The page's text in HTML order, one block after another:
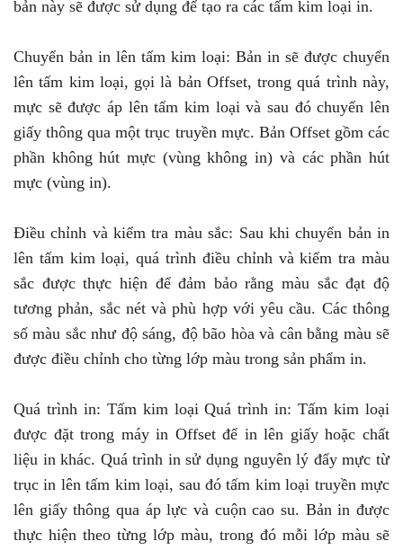
bản này sẽ được sử dụng để tạo ra các tấm kim loại in.
Chuyển bản in lên tấm kim loại: Bản in sẽ được chuyển
lên tấm kim loại, gọi là bản Offset, trong quá trình này,
mực sẽ được áp lên tấm kim loại và sau đó chuyển lên
giấy thông qua một trục truyền mực. Bản Offset gồm các
phần không hút mực (vùng không in) và các phần hút
mực (vùng in).
Điều chỉnh và kiểm tra màu sắc: Sau khi chuyển bản in
lên tấm kim loại, quá trình điều chỉnh và kiểm tra màu
sắc được thực hiện để đảm bảo rằng màu sắc đạt độ
tương phản, sắc nét và phù hợp với yêu cầu. Các thông
số màu sắc như độ sáng, độ bão hòa và cân bằng màu sẽ
được điều chỉnh cho từng lớp màu trong sản phẩm in.
Quá trình in: Tấm kim loại Quá trình in: Tấm kim loại
được đặt trong máy in Offset để in lên giấy hoặc chất
liệu in khác. Quá trình in sử dụng nguyên lý đẩy mực từ
trục in lên tấm kim loại, sau đó tấm kim loại truyền mực
lên giấy thông qua áp lực và cuộn cao su. Bản in được
thực hiện theo từng lớp màu, trong đó mỗi lớp màu sẽ